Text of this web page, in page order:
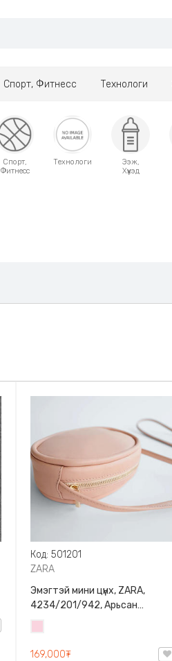
Спорт, Фитнесс Технологи
Спорт,
Фитнесс
Технологи
Ээж,
Хүүхэд
Код: 501201
ZARA
Эмэгтэй мини цүнх, ZARA,
4234/201/942, Арьсан
материалтай, LIMITED EDITION
OVAL LEATHER HANDBAG TRF
169,000₮